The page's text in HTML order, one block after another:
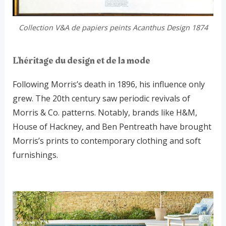
Collection V&A de papiers peints Acanthus Design 1874
L'héritage du design et de la mode
Following Morris’s death in 1896, his influence only
grew. The 20th century saw periodic revivals of
Morris & Co. patterns. Notably, brands like H&M,
House of Hackney, and Ben Pentreath have brought
Morris’s prints to contemporary clothing and soft
furnishings.